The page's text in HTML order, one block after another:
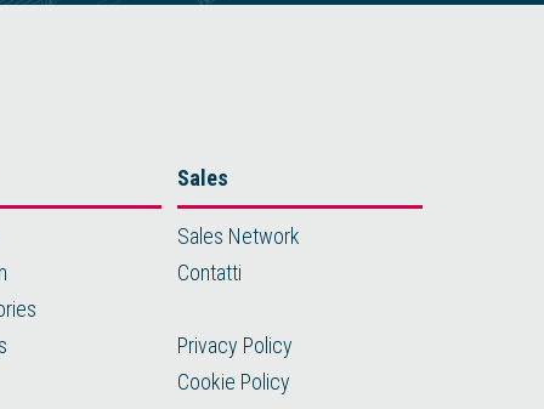
Sales
Sales Network
Contatti
Privacy Policy
Cookie Policy